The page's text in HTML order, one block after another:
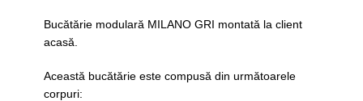
Bucătărie modulară MILANO GRI montată la client
acasă.
Această bucătărie este compusă din următoarele
corpuri: